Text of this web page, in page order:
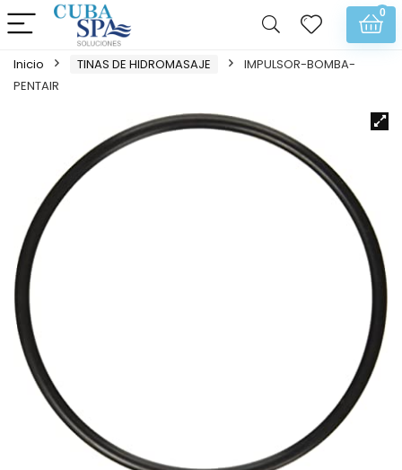
0
Inicio TINAS DE HIDROMASAJE
IMPULSOR-BOMBA-
PENTAIR